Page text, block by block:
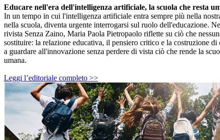
Educare nell'era dell'intelligenza artificiale, la scuola che resta
In un tempo in cui l'intelligenza artificiale entra sempre più nella
nella scuola, diventa urgente interrogarsi sul ruolo dell'educazione.
rivista Senza Zaino, Maria Paola Pietropaolo riflette su ciò che
sostituire: la relazione educativa, il pensiero critico e la costruzione
a guardare all'innovazione senza perdere di vista ciò che rende la
umana.
Leggi l’editoriale completo >>